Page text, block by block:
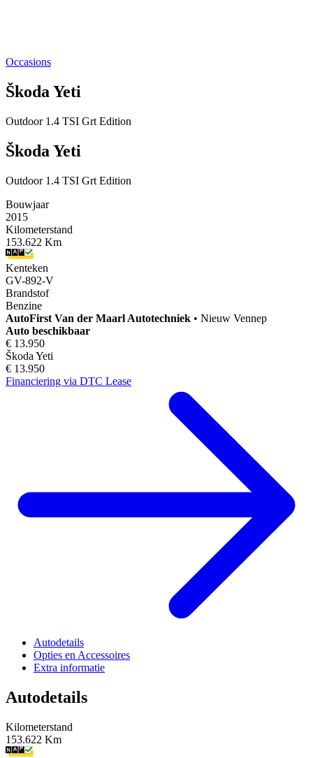
Occasions
Škoda Yeti
Outdoor 1.4 TSI Grt Edition
Škoda Yeti
Outdoor 1.4 TSI Grt Edition
Bouwjaar
2015
Kilometerstand
153.622 Km
Kenteken
GV-892-V
Brandstof
Benzine
AutoFirst Van der Maarl Autotechniek • Nieuw Vennep
Auto beschikbaar
€ 13.950
Škoda Yeti
€ 13.950
Financiering via DTC Lease
Autodetails
Opties en Accessoires
Extra informatie
Autodetails
Kilometerstand
153.622 Km